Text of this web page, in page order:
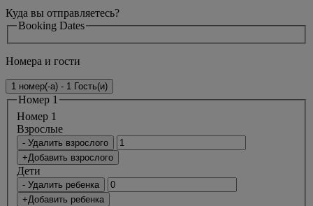
Куда вы отправляетесь?
Booking Dates
Номера и гости
1 номер(-а) - 1 Гость(и)
Номер 1
Номер 1
Bзрослые
- Удалить взрослого
+Добавить взрослого
Дети
- Удалить ребенка
+Добавить ребенка